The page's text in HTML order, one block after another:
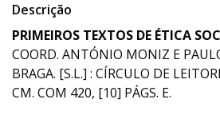
Descrição
PRIMEIROS TEXTOS DE ÉTICA
COORD. ANTÓNIO MONIZ E
BRAGA. [S.L.] : CÍRCULO DE
CM. COM 420, [10] PÁGS. E.